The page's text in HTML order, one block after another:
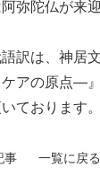
弥陀仏が来
訳は、神居
アの原点—
ております。
事 一覧に戻る